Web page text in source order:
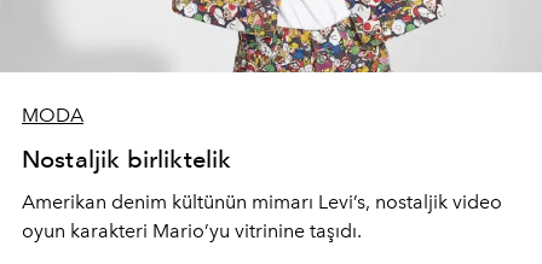
MODA
Nostaljik birliktelik
Amerikan denim kültünün mimarı Levi’s, nostaljik video
oyun karakteri Mario’yu vitrinine taşıdı.